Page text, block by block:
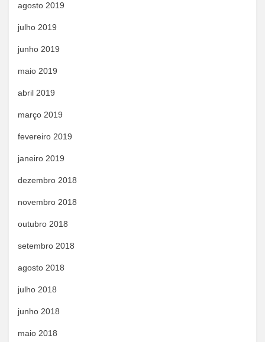
agosto 2019
julho 2019
junho 2019
maio 2019
abril 2019
março 2019
fevereiro 2019
janeiro 2019
dezembro 2018
novembro 2018
outubro 2018
setembro 2018
agosto 2018
julho 2018
junho 2018
maio 2018